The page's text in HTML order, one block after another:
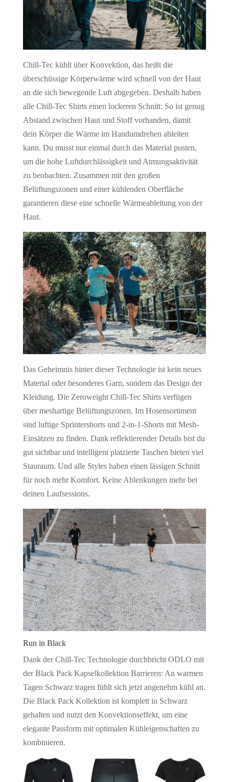
Chill-Tec kühlt über Konvektion, das heißt die
überschüssige Körperwärme wird schnell von der Haut
an die sich bewegende Luft abgegeben. Deshalb haben
alle Chill-Tec Shirts einen lockeren Schnitt: So ist genug
Abstand zwischen Haut und Stoff vorhanden, damit
dein Körper die Wärme im Handumdrehen ableiten
kann. Du musst nur einmal durch das Material pusten,
um die hohe Luftdurchlässigkeit und Atmungsaktivität
zu beobachten. Zusammen mit den großen
Belüftungszonen und einer kühlenden Oberfläche
garantieren diese eine schnelle Wärmeableitung von der
Haut.
Das Geheimnis hinter dieser Technologie ist kein neues
Material oder besonderes Garn, sondern das Design der
Kleidung. Die Zeroweight Chill-Tec Shirts verfügen
über meshartige Belüftungszonen. Im Hosensortiment
sind luftige Sprintershorts und 2-in-1-Shorts mit Mesh-
Einsätzen zu finden. Dank reflektierender Details bist du
gut sichtbar und intelligent platzierte Taschen bieten viel
Stauraum. Und alle Styles haben einen lässigen Schnitt
für noch mehr Komfort. Keine Ablenkungen mehr bei
deinen Laufsessions.
Run in Black
Dank der Chill-Tec Technologie durchbricht ODLO mit
der Black Pack Kapselkollektion Barrieren: An warmen
Tagen Schwarz tragen fühlt sich jetzt angenehm kühl an.
Die Black Pack Kollektion ist komplett in Schwarz
gehalten und nutzt den Konvektionseffekt, um eine
elegante Passform mit optimalen Kühleigenschaften zu
kombinieren.